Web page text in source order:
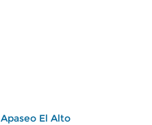
Apaseo El Alto